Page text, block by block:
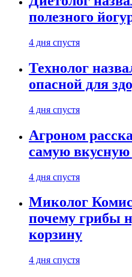
полезного
4 дня спустя
Технолог
опасной для
4 дня спустя
Агроном
самую
4 дня спустя
Миколог
почему грибы
корзину
4 дня спустя